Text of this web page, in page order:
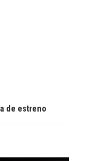
de estreno